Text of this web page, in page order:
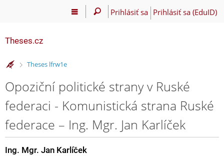
Prihlásiť sa Prihlásiť sa (EduID)
Theses.cz
>
Theses lfrw1e
Opoziční politické strany v Ruské
federaci - Komunistická strana Ruské
federace – Ing. Mgr. Jan Karlíček
Ing. Mgr. Jan Karlíček